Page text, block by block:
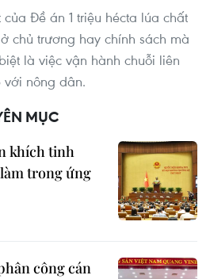
Đề án 1 triệu hécta lúa chất
chủ trương hay chính sách mà
là việc vận hành chuỗi liên
nông dân.
MỤC
khích tinh
trong ứng
công cán